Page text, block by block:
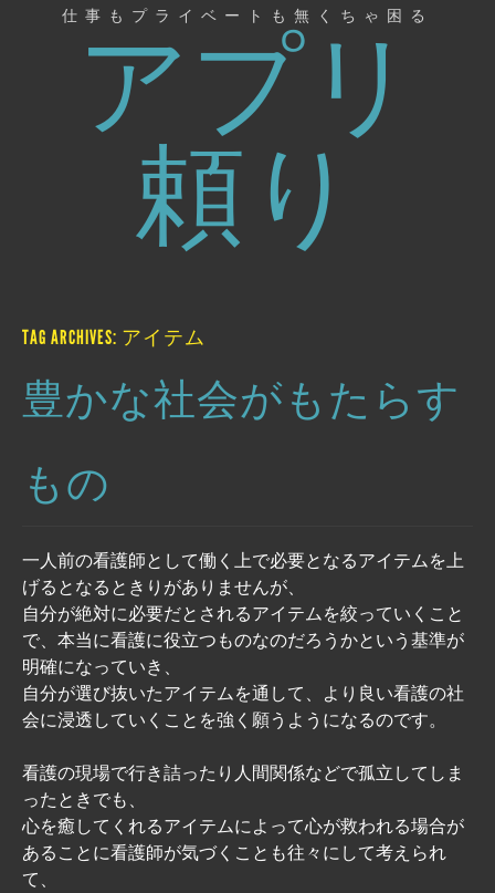
仕事もプライベートも無くちゃ困る
アプリ
頼り
TAG ARCHIVES: アイテム
豊かな社会がもたらす
もの
一人前の看護師として働く上で必要となるアイテムを上
げるとなるときりがありませんが、
自分が絶対に必要だとされるアイテムを絞っていくこと
で、本当に看護に役立つものなのだろうかという基準が
明確になっていき、
自分が選び抜いたアイテムを通して、より良い看護の社
会に浸透していくことを強く願うようになるのです。
看護の現場で行き詰ったり人間関係などで孤立してしま
ったときでも、
心を癒してくれるアイテムによって心が救われる場合が
あることに看護師が気づくことも往々にして考えられ
て、